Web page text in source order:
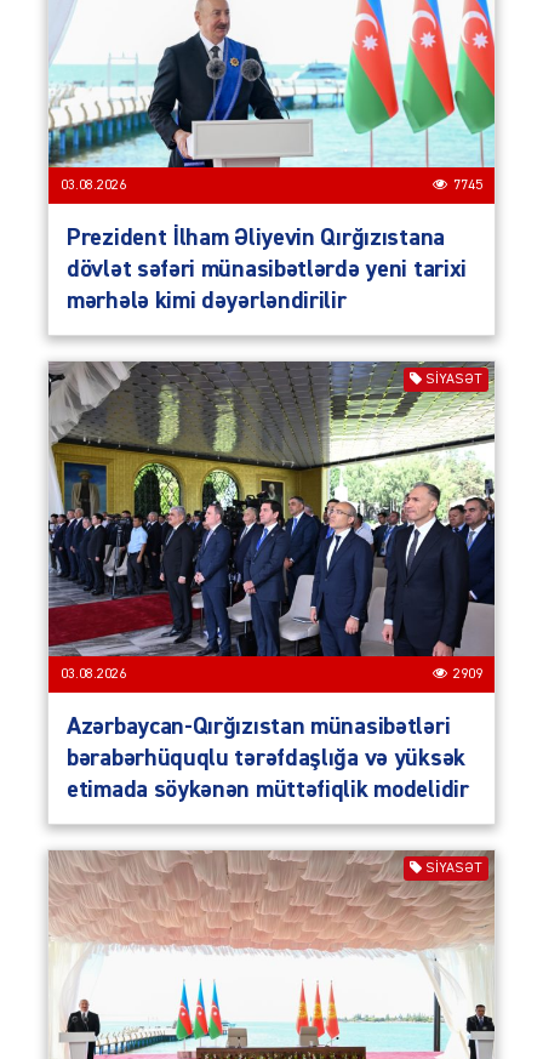
03.08.2026 7745
Prezident İlham Əliyevin Qırğızıstana
dövlət səfəri münasibətlərdə yeni tarixi
mərhələ kimi dəyərləndirilir
SIYASƏT
03.08.2026 2909
Azərbaycan-Qırğızıstan münasibətləri
bərabərhüquqlu tərəfdaşlığa və yüksək
etimada söykənən müttəfiqlik modelidir
SIYASƏT